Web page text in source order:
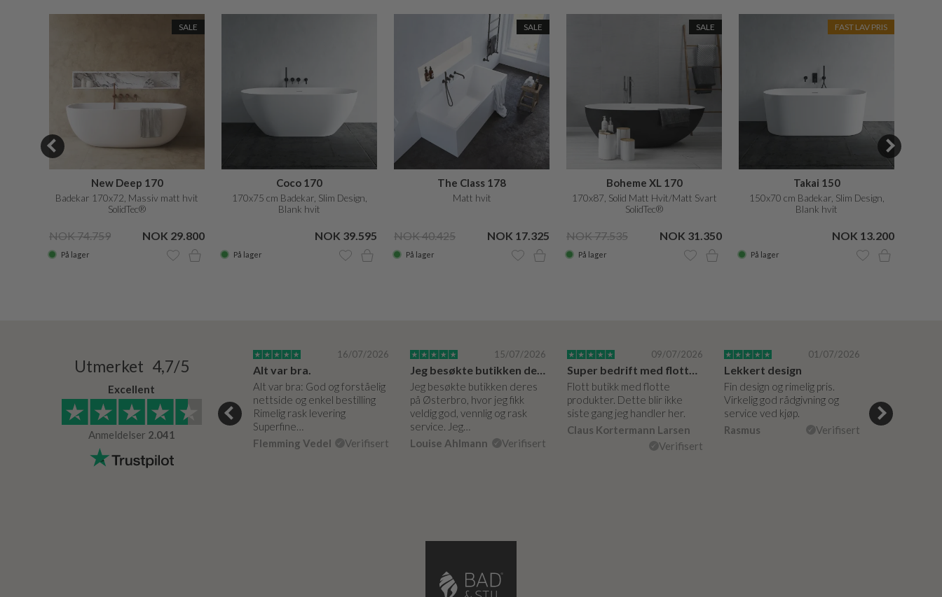
SALE
New Deep 170
Badekar 170x72, Massiv matt hvit
SolidTec®
NOK 74.759 NOK 29.800
På lager
Coco 170
170x75 cm Badekar, Slim Design,
Blank hvit
NOK 39.595
På lager
SALE
The Class 178
Matt hvit
NOK 40.425 NOK 17.325
På lager
SALE
Boheme XL 170
170x87, Solid Matt Hvit/Matt Svart
SolidTec®
NOK 77.535 NOK 31.350
På lager
FAST LAV PRIS
Takai 150
150x70 cm Badekar, Slim Design,
Blank hvit
NOK 13.200
På lager
Utmerket 4,7/5
Excellent
Anmeldelser 2.041
Verifisert
Er effektive og hjælpsomme.
Arne Petersen
Verifisert
16/07/2026
Alt var bra.
Alt var bra: God og forståelig
nettside og enkel bestilling
Rimelig rask levering
Superfine…
Flemming Vedel
Verifisert
15/07/2026
Jeg besøkte butikken deres på Østerbro.
Jeg besøkte butikken deres
på Østerbro, hvor jeg fikk
veldig god, vennlig og rask
service. Jeg…
Louise Ahlmann
Verifisert
09/07/2026
Super bedrift med flotte produkter
Flott butikk med flotte
produkter. Dette blir ikke
siste gang jeg handler her.
Claus Kortermann Larsen
Verifisert
01/07/2026
Lekkert design
Fin design og rimelig pris.
Virkelig god rådgivning og
service ved kjøp.
Rasmus
Verifisert
hjelpsomme
veiledning på
måte.